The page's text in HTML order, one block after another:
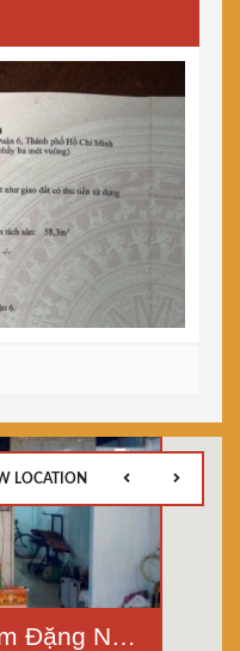
Bán nhà cấp 4 hẻm Đặng Nguyên Cẩn, p.13, quận 6, diện tích 5x15m
LOCATION